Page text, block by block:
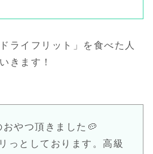
ライフリット」を食べた人
きます！
おやつ頂きました🥔
っとしております。高級